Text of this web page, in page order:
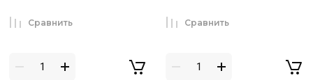
Сравнить Сравнить